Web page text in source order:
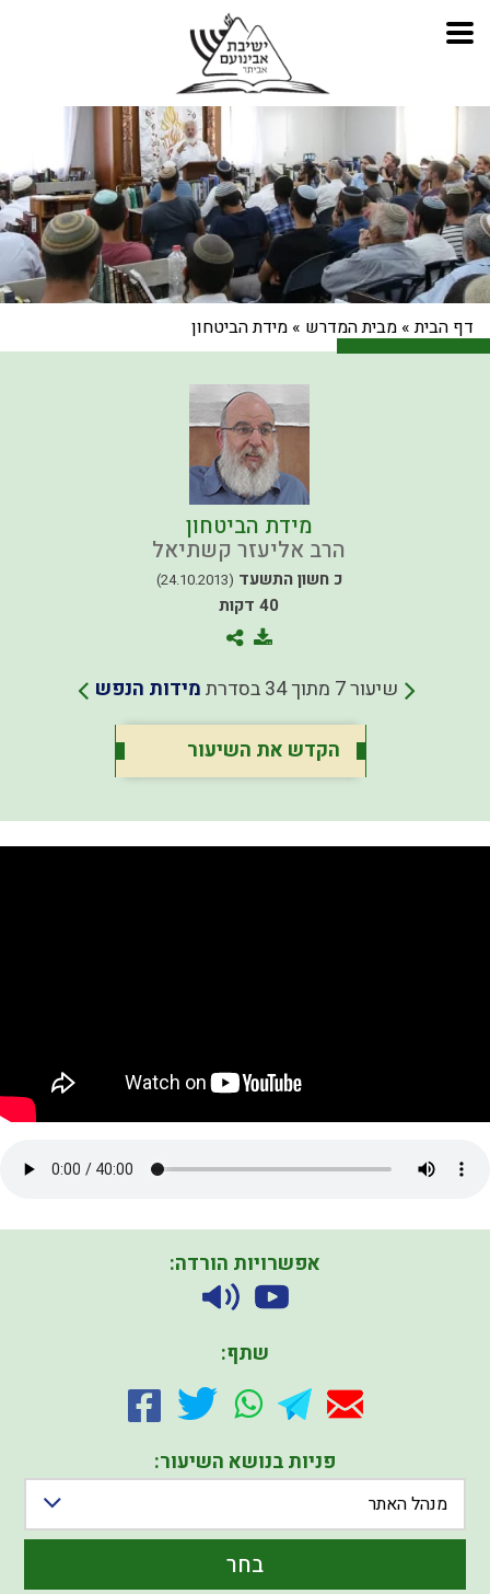
דף הבית» מבית המדרש » מידת הביטחון
מידת הביטחון
הרב אליעזר קשתיאל
כ חשון התשעד (24.10.2013)
40 דקות
שיעור 7 מתוך 34 בסדרת מידות הנפש
הקדש את השיעור
אפשרויות הורדה:
שתף:
פניות בנושא השיעור:
מנהל האתר
בחר